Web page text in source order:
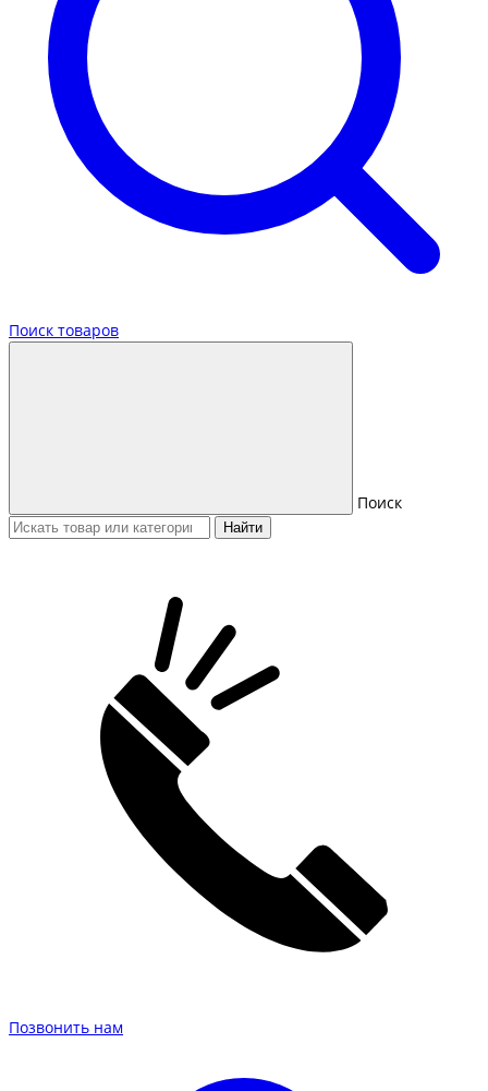
Поиск товаров
Поиск
Найти
Позвонить нам